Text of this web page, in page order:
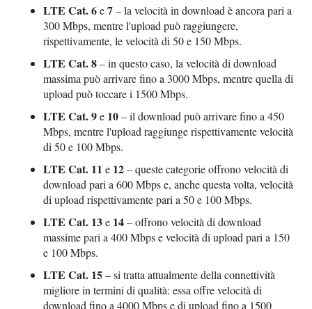
LTE Cat. 6e7– la velocità in download è ancora pari a
300 Mbps, mentre l'upload può raggiungere,
rispettivamente, le velocità di 50 e 150 Mbps.
LTE Cat. 8– in questo caso, la velocità di download
massima può arrivare fino a 3000 Mbps, mentre quella di
upload può toccare i 1500 Mbps.
LTE Cat. 9e 10– il download può arrivare fino a 450
Mbps, mentre l'upload raggiunge rispettivamente velocità
di 50 e 100 Mbps.
LTE Cat. 11 e 12– queste categorie offrono velocità di
download pari a 600 Mbps e, anche questa volta, velocità
di upload rispettivamente pari a 50 e 100 Mbps.
LTE Cat. 13e 14– offrono velocità di download
massime pari a 400 Mbps e velocità di upload pari a 150
e 100 Mbps.
LTE Cat. 15– si tratta attualmente della connettività
migliore in termini di qualità: essa offre velocità di
download fino a 4000 Mbps e di upload fino a 1500